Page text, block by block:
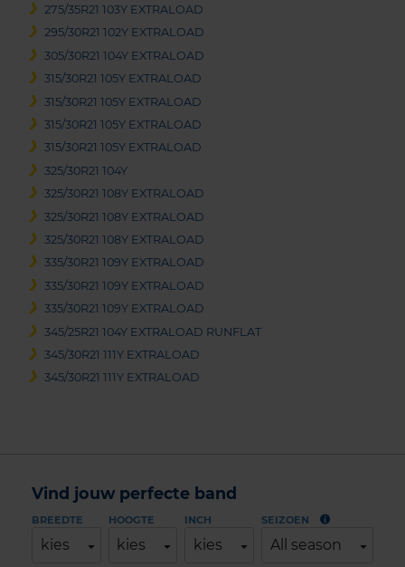
275/35R21 103Y EXTRALOAD
295/30R21 102Y EXTRALOAD
305/30R21 104Y EXTRALOAD
315/30R21 105Y EXTRALOAD
315/30R21 105Y EXTRALOAD
315/30R21 105Y EXTRALOAD
315/30R21 105Y EXTRALOAD
325/30R21 104Y
325/30R21 108Y EXTRALOAD
325/30R21 108Y EXTRALOAD
325/30R21 108Y EXTRALOAD
335/30R21 109Y EXTRALOAD
335/30R21 109Y EXTRALOAD
335/30R21 109Y EXTRALOAD
345/25R21 104Y EXTRALOAD RUNFLAT
345/30R21 111Y EXTRALOAD
345/30R21 111Y EXTRALOAD
Vind jouw perfecte band
BREEDTE
kies
HOOGTE
kies
INCH
kies
SEIZOEN
All season